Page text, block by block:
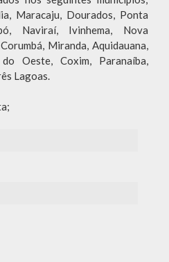
Maracaju, Dourados, Ponta
Naviraí, Ivinhema, Nova
Miranda, Aquidauana,
Oeste, Coxim, Paranaíba,
Lagoas.